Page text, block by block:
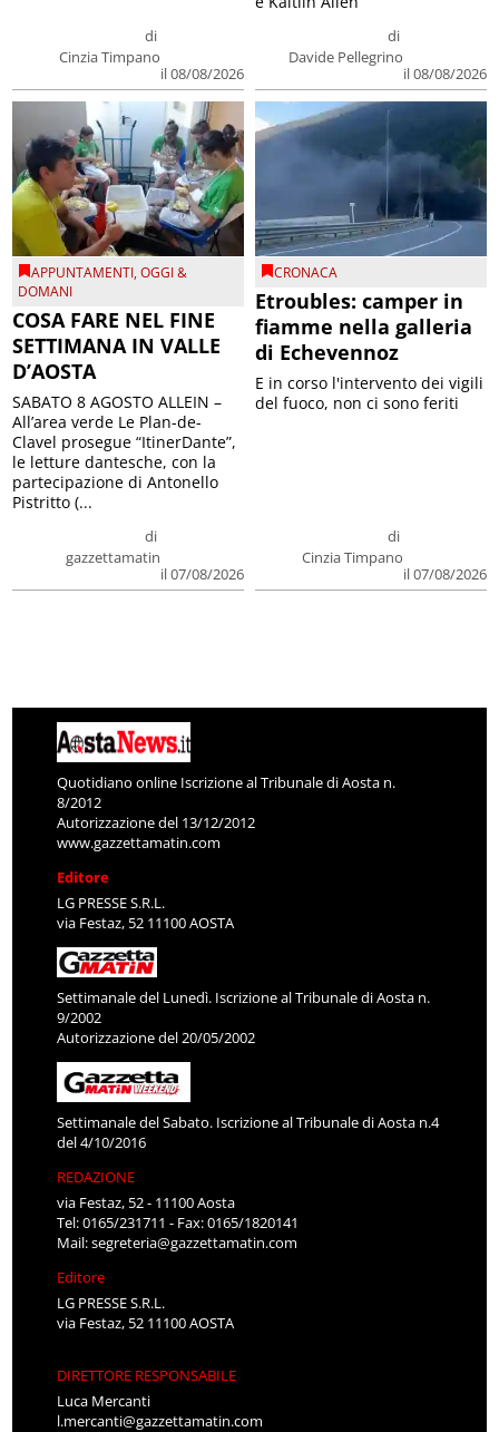
di
Cinzia Timpano
il 08/08/2026
di
Davide Pellegrino
il 08/08/2026
APPUNTAMENTI,OGGI &
DOMANI
COSA FARE NEL FINE
SETTIMANA IN VALLE
D’AOSTA
di
gazzettamatin
il 07/08/2026
SABATO 8 AGOSTO ALLEIN –
All’area verde Le Plan-de-
Clavel prosegue “ItinerDante”,
le letture dantesche, con la
partecipazione di Antonello
Pistritto (...
CRONACA
Etroubles: camper in
fiamme nella galleria
di Echevennoz
di
Cinzia Timpano
il 07/08/2026
E in corso l'intervento dei vigili
del fuoco, non ci sono feriti
Quotidiano online Iscrizione al Tribunale di Aosta n.
8/2012
Autorizzazione del 13/12/2012
www.gazzettamatin.com
Editore
LG PRESSE S.R.L.
via Festaz, 52 11100 AOSTA
Settimanale del Lunedì. Iscrizione al Tribunale di Aosta n.
9/2002
Autorizzazione del 20/05/2002
Settimanale del Sabato. Iscrizione al Tribunale di Aosta n.4
del 4/10/2016
REDAZIONE
via Festaz, 52 - 11100 Aosta
Tel: 0165/231711 - Fax: 0165/1820141
Mail:segreteria@gazzettamatin.com
Editore
LG PRESSE S.R.L.
via Festaz, 52 11100 AOSTA
DIRETTORE RESPONSABILE
Luca Mercanti
l.mercanti@gazzettamatin.com